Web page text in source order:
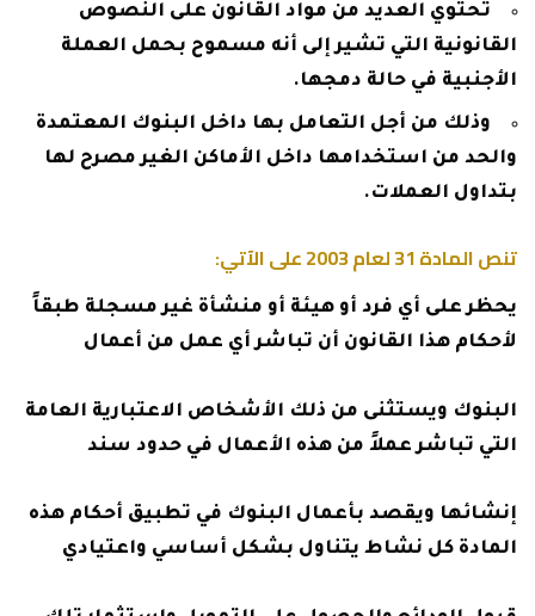
تحتوي العديد من مواد القانون على النصوص
القانونية التي تشير إلى أنه مسموح بحمل العملة
الأجنبية في حالة دمجها.
وذلك من أجل التعامل بها داخل البنوك المعتمدة
والحد من استخدامها داخل الأماكن الغير مصرح لها
بتداول العملات.
تنص المادة 31 لعام 2003 على الآتي:
يحظر على أي فرد أو هيئة أو منشأة غير مسجلة طبقاً
لأحكام هذا القانون أن تباشر أي عمل من أعمال
البنوك ويستثنى من ذلك الأشخاص الاعتبارية العامة
التي تباشر عملاً من هذه الأعمال في حدود سند
إنشائها ويقصد بأعمال البنوك في تطبيق أحكام هذه
المادة كل نشاط يتناول بشكل أساسي واعتيادي